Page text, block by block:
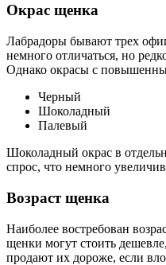
Окрас щенка
Лабрадоры бывают трех
немного отличаться, но
Однако окрасы с
Черный
Шоколадный
Палевый
Шоколадный окрас в
спрос, что немного
Возраст щенка
Наиболее востребован
щенки могут стоить
продают их дороже, если